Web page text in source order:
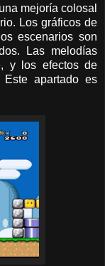
mejoría colosal
Los gráficos de
escenarios son
Las melodías
y los efectos de
apartado es